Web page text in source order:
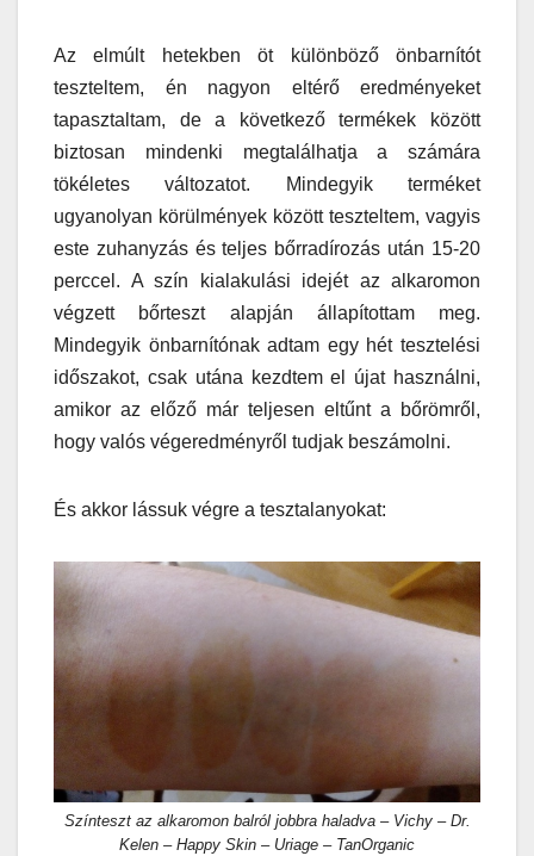
Az elmúlt hetekben öt különböző önbarnítót
teszteltem, én nagyon eltérő eredményeket
tapasztaltam, de a következő termékek között
biztosan mindenki megtalálhatja a számára
tökéletes változatot. Mindegyik terméket
ugyanolyan körülmények között teszteltem, vagyis
este zuhanyzás és teljes bőrradírozás után 15-20
perccel. A szín kialakulási idejét az alkaromon
végzett bőrteszt alapján állapítottam meg.
Mindegyik önbarnítónak adtam egy hét tesztelési
időszakot, csak utána kezdtem el újat használni,
amikor az előző már teljesen eltűnt a bőrömről,
hogy valós végeredményről tudjak beszámolni.
És akkor lássuk végre a tesztalanyokat:
Színteszt az alkaromon balról jobbra haladva – Vichy – Dr.
Kelen – Happy Skin – Uriage – TanOrganic